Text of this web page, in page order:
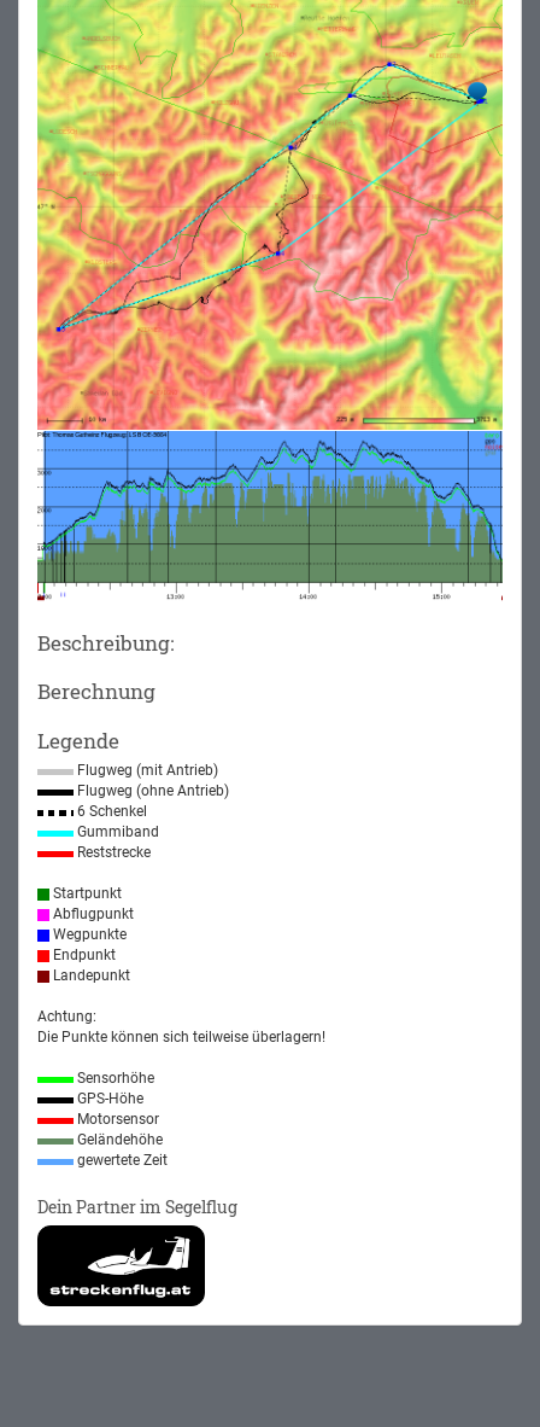
Beschreibung:
Berechnung
Legende
Flugweg (mit Antrieb)
Flugweg (ohne Antrieb)
6 Schenkel
Gummiband
Reststrecke
Startpunkt
Abflugpunkt
Wegpunkte
Endpunkt
Landepunkt
Achtung:
Die Punkte können sich teilweise überlagern!
Sensorhöhe
GPS-Höhe
Motorsensor
Geländehöhe
gewertete Zeit
Dein Partner im Segelflug